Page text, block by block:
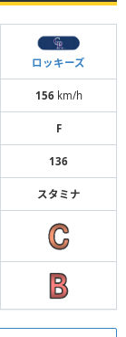
ロッキーズ
156km/h
F
136
スタミナ